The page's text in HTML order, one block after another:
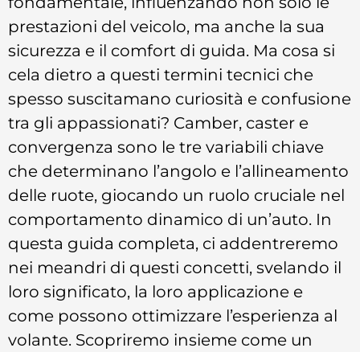
prestazioni del veicolo, ma anche la sua
sicurezza e il comfort di guida. Ma cosa si
cela dietro a questi termini tecnici che
spesso suscitamano curiosità e confusione
tra gli appassionati? Camber, caster e
convergenza sono le tre variabili chiave
che determinano l’angolo e l’allineamento
delle ruote, giocando un ruolo cruciale nel
comportamento dinamico di un’auto. In
questa guida completa, ci addentreremo
nei meandri di questi concetti, svelando il
loro significato, la loro applicazione e
come possono ottimizzare l’esperienza al
volante. Scopriremo insieme come un